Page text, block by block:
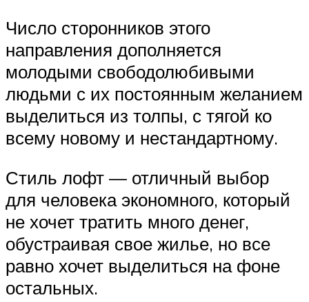
Число сторонников этого
направления дополняется
молодыми свободолюбивыми
людьми с их постоянным желанием
выделиться из толпы, с тягой ко
всему новому и нестандартному.
Стиль лофт — отличный выбор
для человека экономного, который
не хочет тратить много денег,
обустраивая свое жилье, но все
равно хочет выделиться на фоне
остальных.